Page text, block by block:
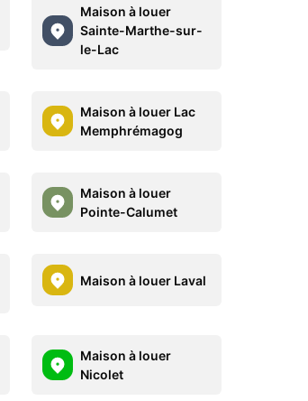
Maison à louer
Sainte-Marthe-sur-
le-Lac
Maison à louer Lac
Memphrémagog
Maison à louer
Pointe-Calumet
Maison à louer Laval
Maison à louer
Nicolet